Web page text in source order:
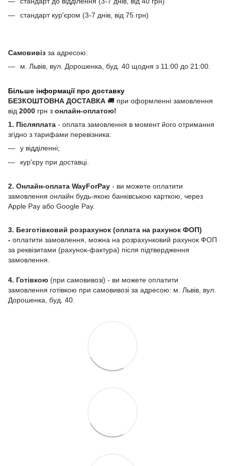
стандарт кур'єром (3-7 днів, від 75 грн)
Самовивіз за адресою:
м. Львів, вул. Дорошенка, буд. 40 щодня з 11:00 до 21:00.
Більше інформації про доставку
БЕЗКОШТОВНА ДОСТАВКА 🚚 при оформленні замовлення
від 2000 грн з онлайн-оплатою!
1. Післяплата - оплата замовлення в момент його отримання
згідно з тарифами перевізника:
у відділенні;
кур'єру при доставці.
2. Онлайн-оплата WayForPay - ви можете оплатити
замовлення онлайн будь-якою банківською карткою, через
Apple Pay або Google Pay.
3. Безготівковий розрахунок (оплата на рахунок ФОП)
- оплатити замовлення, можна на розрахунковий рахунок ФОП
за реквізитами (рахунок-фактура) після підтвердження
замовлення.
4. Готівкою (при самовивозі) - ви можете оплатити
замовлення готівкою при самовивозі за адресою: м. Львів, вул.
Дорошенка, буд. 40.